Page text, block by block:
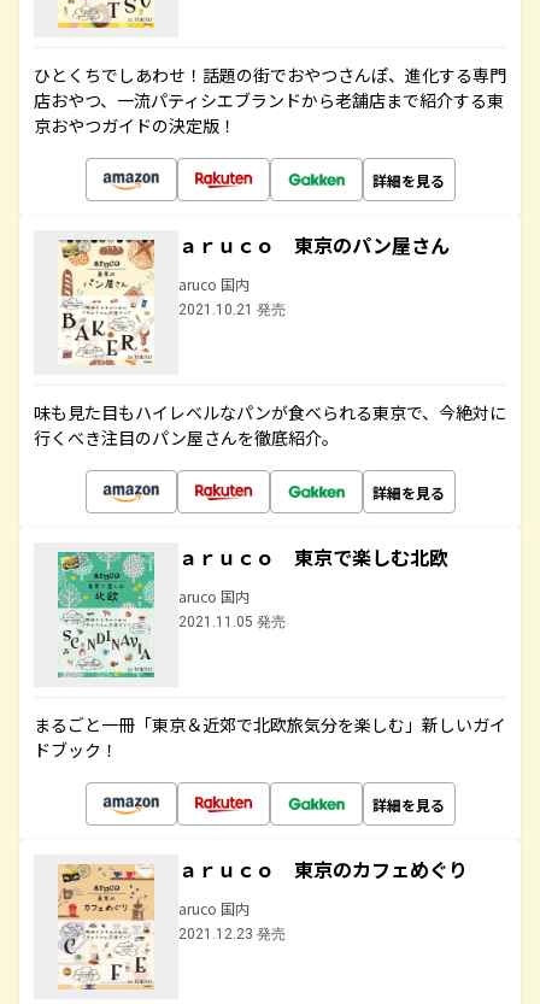
ひとくちでしあわせ！話題の街でおやつさんぽ、進化する専門
店おやつ、一流パティシエブランドから老舗店まで紹介する東
京おやつガイドの決定版！
詳細を見る
ａｒｕｃｏ 東京のパン屋さん
aruco 国内
2021.10.21 発売
味も見た目もハイレベルなパンが食べられる東京で、今絶対に
行くべき注目のパン屋さんを徹底紹介。
詳細を見る
ａｒｕｃｏ 東京で楽しむ北欧
aruco 国内
2021.11.05 発売
まるごと一冊「東京＆近郊で北欧旅気分を楽しむ」新しいガイ
ドブック！
詳細を見る
ａｒｕｃｏ 東京のカフェめぐり
aruco 国内
2021.12.23 発売